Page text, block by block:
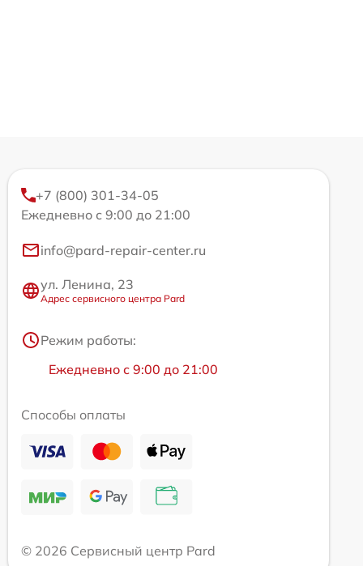
+7 (800) 301-34-05
Ежедневно с 9:00 до 21:00
info@pard-repair-center.ru
ул. Ленина, 23
Адрес сервисного центра Pard
Режим работы:
Ежедневно с 9:00 до 21:00
Способы оплаты
© 2026 Сервисный центр Pard